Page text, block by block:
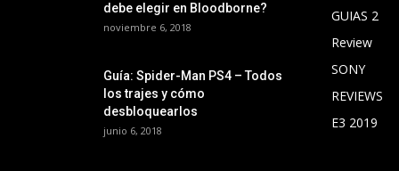
debe elegir en Bloodborne?
noviembre 6, 2018
Guía: Spider-Man PS4 – Todos
los trajes y cómo
desbloquearlos
junio 6, 2018
GUIAS 2
Review
SONY
REVIEWS
E3 2019